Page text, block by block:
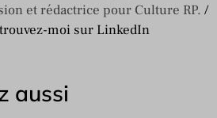
et rédactrice pour Culture RP. /
moi sur LinkedIn
aussi